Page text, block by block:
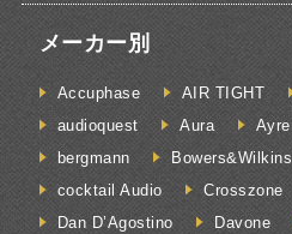
メーカー別
Accuphase AIR TIGHT
audioquest
Aura Ayre
bergmann
Bowers&Wilkins
cocktail Audio
Crosszone
Dan D’Agostino
Davone